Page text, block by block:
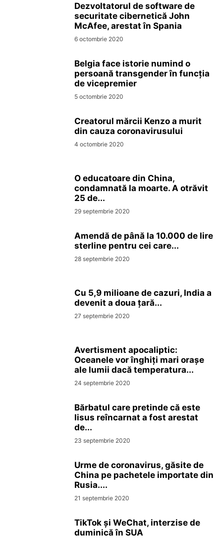
Dezvoltatorul de software de
securitate cibernetică John
McAfee, arestat în Spania
6 octombrie 2020
Belgia face istorie numind o
persoană transgender în funcția
de vicepremier
5 octombrie 2020
Creatorul mărcii Kenzo a murit
din cauza coronavirusului
4 octombrie 2020
O educatoare din China,
condamnată la moarte. A otrăvit
25 de...
29 septembrie 2020
Amendă de până la 10.000 de lire
sterline pentru cei care...
28 septembrie 2020
Cu 5,9 milioane de cazuri, India a
devenit a doua ţară...
27 septembrie 2020
Avertisment apocaliptic:
Oceanele vor înghiți mari orașe
ale lumii dacă temperatura...
24 septembrie 2020
Bărbatul care pretinde că este
Iisus reîncarnat a fost arestat
de...
23 septembrie 2020
Urme de coronavirus, găsite de
China pe pachetele importate din
Rusia....
21 septembrie 2020
TikTok și WeChat, interzise de
duminică în SUA